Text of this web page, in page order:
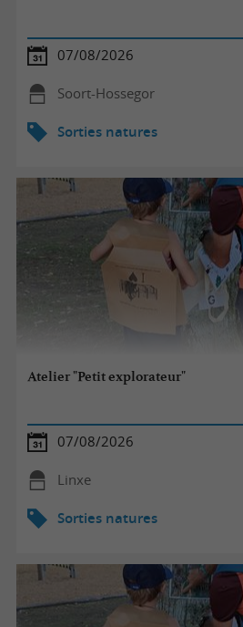
07/08/2026
Soort-Hossegor
Sorties natures
Atelier "Petit explorateur"
07/08/2026
Linxe
Sorties natures